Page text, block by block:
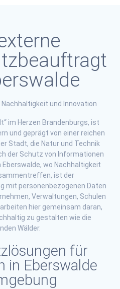
und Innovation
im Herzen Brandenburgs, ist
und geprägt von einer reichen
Stadt, die Natur und Technik
der Schutz von Informationen
wo Nachhaltigkeit
ist der
mit personenbezogenen Daten
Verwaltungen, Schulen
hier gemeinsam daran,
zu gestalten wie die
Wälder.
für
in Eberswalde